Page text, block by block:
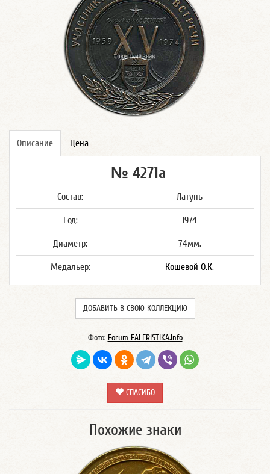
Описание Цена
№ 4271а
Состав: Латунь
Год: 1974
Диаметр: 74мм.
Медальер: Кошевой О.К.
ДОБАВИТЬ В СВОЮ КОЛЛЕКЦИЮ
Фото: Forum FALERISTIKA.info
СПАСИБО
Похожие знаки